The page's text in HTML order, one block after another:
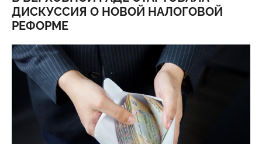
ДИСКУССИЯ О НОВОЙ НАЛОГОВОЙ
РЕФОРМЕ